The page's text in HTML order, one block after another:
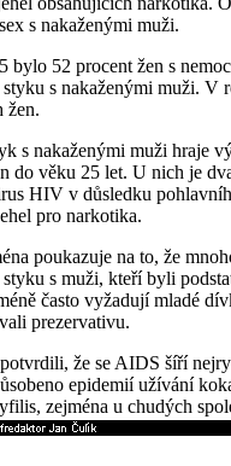
s nakaženými muži.
bylo 52 procent žen s
s nakaženými muži. V
žen.
s nakaženými muži hraje
do věku 25 let. U nich je
HIV v důsledku
pro narkotika.
poukazuje na to, že
s muži, kteří byli
často vyžadují mladé
prezervativu.
že se AIDS šíří
epidemií užívání
zejména u chudých